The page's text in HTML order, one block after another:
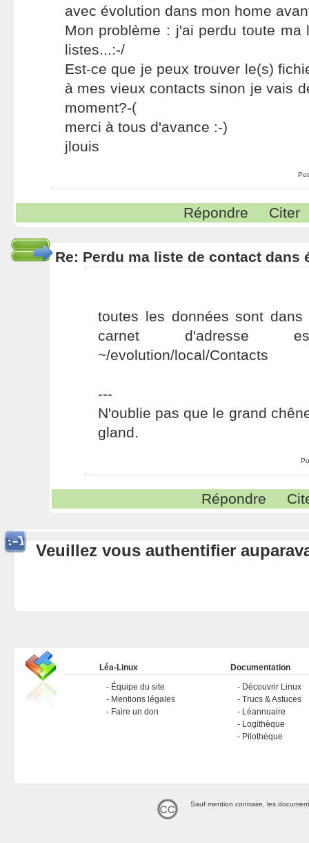
avec évolution dans mon home
Mon problème : j'ai perdu toute ma
listes...:-/
Est-ce que je peux trouver le(s)
à mes vieux contacts sinon je vais
moment?-(
merci à tous d'avance :-)
jlouis
Répondre Citer
Re: Perdu ma liste de contact dans
toutes les données sont dans
carnet
~/evolution/local/Contacts
---
N'oublie pas que le grand
gland.
Répondre
Veuillez vous authentifier
Léa-Linux
Équipe du site
Mentions légales
Faire un don
Documentation
Découvrir Linux
Trucs & Astuces
Léannuaire
Logithèque
Pilothèque
Sauf mention contraire, les